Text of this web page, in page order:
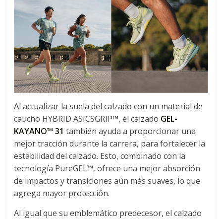
Al actualizar la suela del calzado con un material de
caucho HYBRID ASICSGRIP™, el calzado GEL-
KAYANO™ 31 también ayuda a proporcionar una
mejor tracción durante la carrera, para fortalecer la
estabilidad del calzado. Esto, combinado con la
tecnología PureGEL™, ofrece una mejor absorción
de impactos y transiciones aún más suaves, lo que
agrega mayor protección.
Al igual que su emblemático predecesor, el calzado